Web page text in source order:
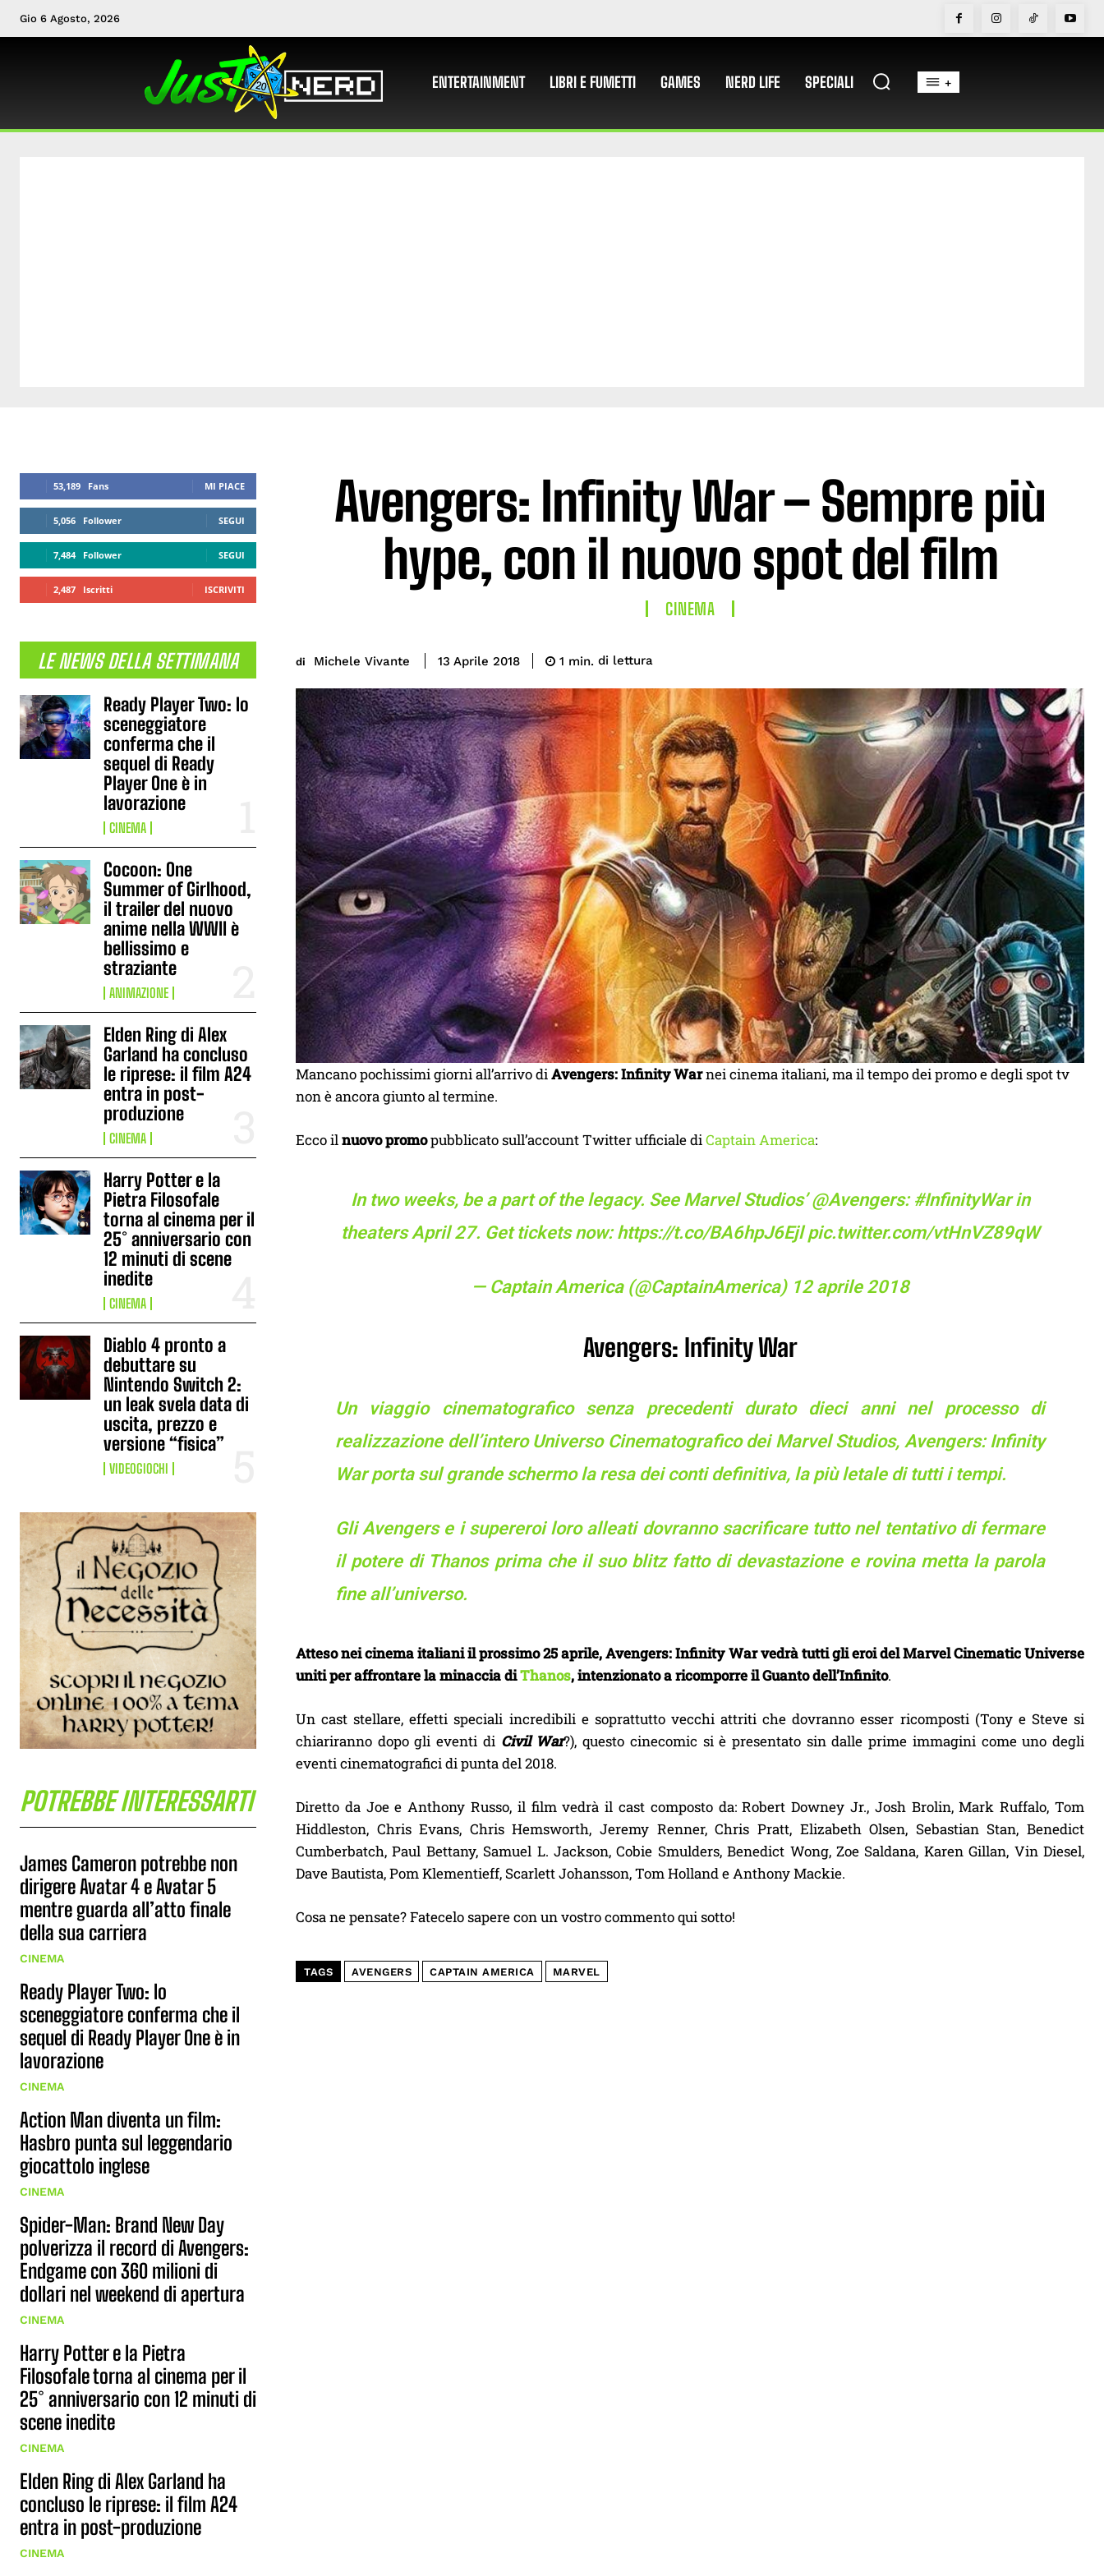
Gio 6 Agosto, 2026
ENTERTAINMENT LIBRI E FUMETTI GAMES NERD LIFE SPECIALI +
53,189 Fans MI PIACE
5,056 Follower SEGUI
7,484 Follower SEGUI
2,487 Iscritti ISCRIVITI
LE NEWS DELLA SETTIMANA
Ready Player Two: lo
sceneggiatore
conferma che il
sequel di Ready
Player One è in
lavorazione
CINEMA
Cocoon: One
Summer of Girlhood,
il trailer del nuovo
anime nella WWII è
bellissimo e
straziante
ANIMAZIONE
Elden Ring di Alex
Garland ha concluso
le riprese: il film A24
entra in post-
produzione
CINEMA
Harry Potter e la
Pietra Filosofale
torna al cinema per il
25° anniversario con
12 minuti di scene
inedite
CINEMA
Diablo 4 pronto a
debuttare su
Nintendo Switch 2:
un leak svela data di
uscita, prezzo e
versione “fisica”
VIDEOGIOCHI
POTREBBE INTERESSARTI
James Cameron potrebbe non
dirigere Avatar 4 e Avatar 5
mentre guarda all’atto finale
della sua carriera
CINEMA
Ready Player Two: lo
sceneggiatore conferma che il
sequel di Ready Player One è in
lavorazione
CINEMA
Action Man diventa un film:
Hasbro punta sul leggendario
giocattolo inglese
CINEMA
Spider-Man: Brand New Day
polverizza il record di Avengers:
Endgame con 360 milioni di
dollari nel weekend di apertura
CINEMA
Harry Potter e la Pietra
Filosofale torna al cinema per il
25° anniversario con 12 minuti di
scene inedite
CINEMA
Elden Ring di Alex Garland ha
concluso le riprese: il film A24
entra in post-produzione
CINEMA
Avengers: Infinity War – Sempre più
hype, con il nuovo spot del film
CINEMA
di Michele Vivante 13 Aprile 2018 1 min. di lettura
Mancano pochissimi giorni all’arrivo diAvengers: Infinity Warnei cinema italiani, ma il tempo dei promo e degli spot tv
non è ancora giunto al termine.
Ecco ilnuovo promopubblicato sull’account Twitter ufficiale diCaptain America:
In two weeks, be a part of the legacy. See Marvel Studios’@Avengers​: #InfinityWarin
theaters April 27. Get tickets now:https://t.co/BA6hpJ6Ejl pic.twitter.com/vtHnVZ89qW
— Captain America (@CaptainAmerica) 12 aprile 2018
Avengers: Infinity War
Un viaggio cinematografico senza precedenti durato dieci anni nel processo di
realizzazione dell’intero Universo Cinematografico dei Marvel Studios, Avengers: Infinity
War porta sul grande schermo la resa dei conti definitiva, la più letale di tutti i tempi.
Gli Avengers e i supereroi loro alleati dovranno sacrificare tutto nel tentativo di fermare
il potere di Thanos prima che il suo blitz fatto di devastazione e rovina metta la parola
fine all’universo.
Atteso nei cinema italiani il prossimo 25 aprile, Avengers: Infinity War vedrà tutti gli eroi del Marvel Cinematic Universe
uniti per affrontare la minaccia diThanos, intenzionato a ricomporre il Guanto dell’Infinito.
Un cast stellare, effetti speciali incredibili e soprattutto vecchi attriti che dovranno esser ricomposti (Tony e Steve si
chiariranno dopo gli eventi di Civil War?), questo cinecomic si è presentato sin dalle prime immagini come uno degli
eventi cinematografici di punta del 2018.
Diretto da Joe e Anthony Russo, il film vedrà il cast composto da: Robert Downey Jr., Josh Brolin, Mark Ruffalo, Tom
Hiddleston, Chris Evans, Chris Hemsworth, Jeremy Renner, Chris Pratt, Elizabeth Olsen, Sebastian Stan, Benedict
Cumberbatch, Paul Bettany, Samuel L. Jackson, Cobie Smulders, Benedict Wong, Zoe Saldana, Karen Gillan, Vin Diesel,
Dave Bautista, Pom Klementieff, Scarlett Johansson, Tom Holland e Anthony Mackie.
Cosa ne pensate? Fatecelo sapere con un vostro commento qui sotto!
TAGS AVENGERS CAPTAIN AMERICA MARVEL